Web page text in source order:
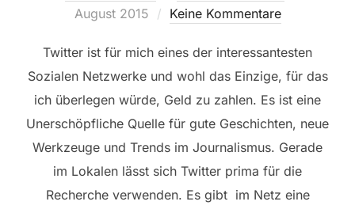
August 2015
Keine Kommentare
Twitter ist für mich eines der interessantesten
Sozialen Netzwerke und wohl das Einzige, für das
ich überlegen würde, Geld zu zahlen. Es ist eine
Unerschöpfliche Quelle für gute Geschichten, neue
Werkzeuge und Trends im Journalismus. Gerade
im Lokalen lässt sich Twitter prima für die
Recherche verwenden. Es gibt im Netz eine